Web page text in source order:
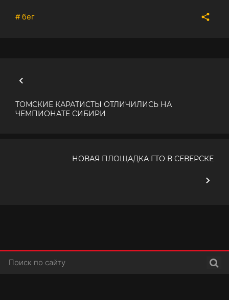
# бег
ТОМСКИЕ КАРАТИСТЫ ОТЛИЧИЛИСЬ НА
ЧЕМПИОНАТЕ СИБИРИ
НОВАЯ ПЛОЩАДКА ГТО В СЕВЕРСКЕ